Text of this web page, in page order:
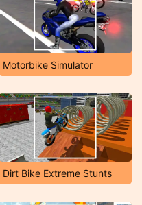
Motorbike Simulator
Dirt Bike Extreme Stunts